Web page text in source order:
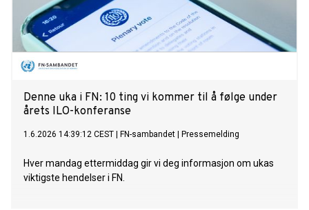
Denne uka i FN: 10 ting vi kommer til å følge under
årets ILO-konferanse
1.6.2026 14:39:12 CEST FN-sambandet Pressemelding
Hver mandag ettermiddag gir vi deg informasjon om ukas
viktigste hendelser i FN.